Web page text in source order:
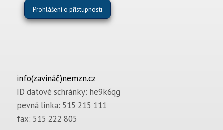
Prohlášení o přístupnosti
info(zavináč)nemzn.cz
ID datové schránky: he9k6qg
pevná linka: 515 215 111
fax: 515 222 805